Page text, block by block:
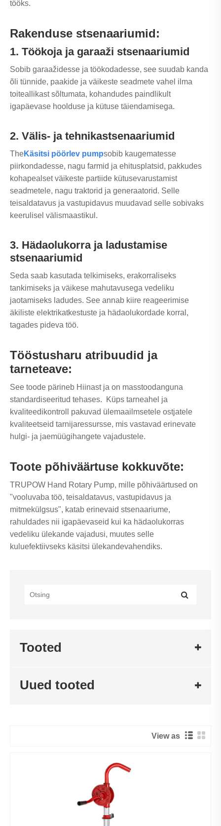
tööks.
Rakenduse stsenaariumid:
1. Töökoja ja garaaži stsenaariumid
Sobib garaažidesse ja töökodadesse, see suudab kanda
õli tünnide, paakide ja väikeste seadmete vahel ilma
toiteallikast sõltumata, kohandudes paindlikult
igapäevase hoolduse ja kütuse täiendamisega.
2. Välis- ja tehnikastsenaariumid
TheKäsitsi pöörlev pumpsobib kaugematesse
piirkondadesse, nagu farmid ja ehitusplatsid, pakkudes
kohapealset väikeste partiide kütusevarustamist
seadmetele, nagu traktorid ja generaatorid. Selle
teisaldatavus ja vastupidavus muudavad selle sobivaks
keerulisel välismaastikul.
3. Hädaolukorra ja ladustamise
stsenaariumid
Seda saab kasutada telkimiseks, erakorraliseks
tankimiseks ja väikese mahutavusega vedeliku
jaotamiseks ladudes. See annab kiire reageerimise
äkiliste elektrikatkestuste ja hädaolukordade korral,
tagades pideva töö.
Tööstusharu atribuudid ja
tarneteave:
See toode pärineb Hiinast ja on masstoodanguna
standardiseeritud tehases. Küps tarneahel ja
kvaliteedikontroll pakuvad ülemaailmsetele ostjatele
kvaliteetseid tarnijaressursse, mis vastavad erinevate
hulgi- ja jaemüügihangete vajadustele.
Toote põhiväärtuse kokkuvõte:
TRUPOW Hand Rotary Pump, mille põhiväärtused on
"vooluvaba töö, teisaldatavus, vastupidavus ja
mitmekülgsus", katab erinevaid stsenaariume,
rahuldades nii igapäevaseid kui ka hädaolukorras
vedeliku ülekande vajadusi, muutes selle
kuluefektiivseks käsitsi ülekandevahendiks.
Tooted
Uued tooted
View as